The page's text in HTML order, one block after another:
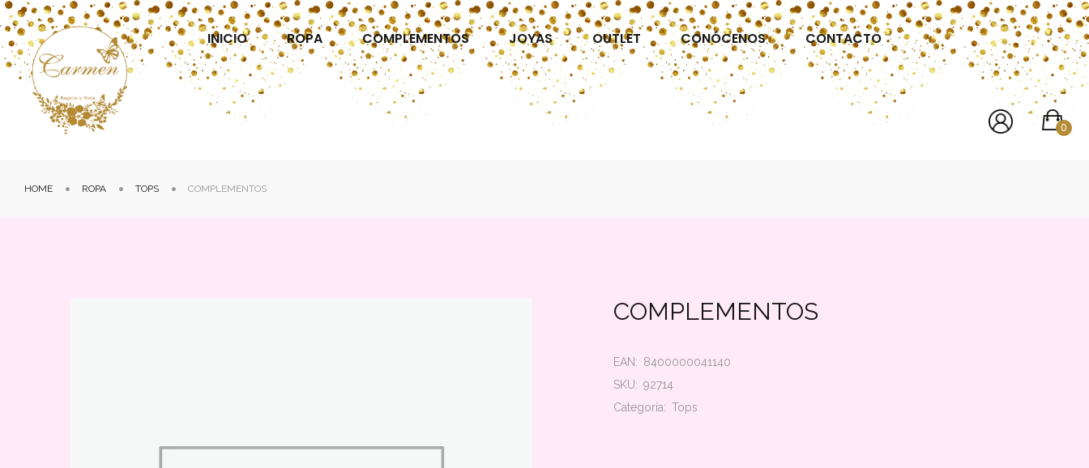
INICIO ROPA COMPLEMENTOS JOYAS OUTLET CONÓCENOS CONTACTO
0
HOME ROPA TOPS COMPLEMENTOS
COMPLEMENTOS
EAN: 8400000041140
SKU: 92714
Categoría: Tops